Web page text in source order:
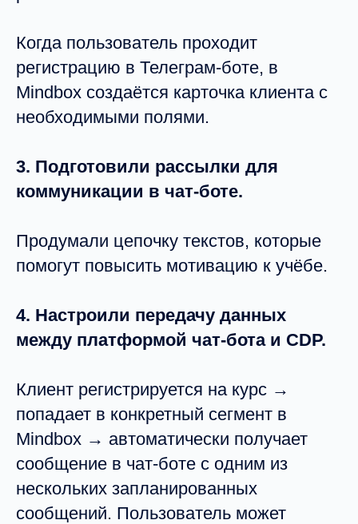
Когда пользователь проходит
регистрацию в Телеграм-боте, в
Mindbox создаётся карточка клиента с
необходимыми полями.
3. Подготовили рассылки для
коммуникации в чат-боте.
Продумали цепочку текстов, которые
помогут повысить мотивацию к учёбе.
4. Настроили передачу данных
между платформой чат-бота и CDP.
Клиент регистрируется на курс →
попадает в конкретный сегмент в
Mindbox → автоматически получает
сообщение в чат-боте с одним из
нескольких запланированных
сообщений. Пользователь может